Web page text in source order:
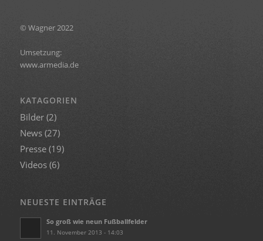
© Wagner 2022
Umsetzung:
www.armedia.de
KATAGORIEN
Bilder(2)
News(27)
Presse(19)
Videos(6)
NEUESTE EINTRÄGE
So groß wie neun Fußballfelder
11. November 2013 - 14:03